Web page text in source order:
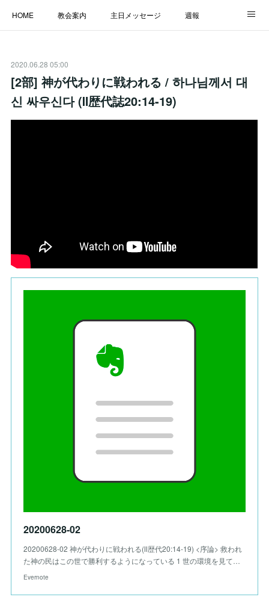
HOME 教会案内 主日メッセージ 週報
LINK
2020.06.28 05:00
[2部] 神が代わりに戦われる / 하나님께서 대
신 싸우신다 (Ⅱ歴代誌20:14-19)
20200628-02
20200628-02 神が代わりに戦われる(Ⅱ歴代20:14-19) <序論> 救われ
た神の民はこの世で勝利するようになっている 1 世の環境を見て…
Evernote